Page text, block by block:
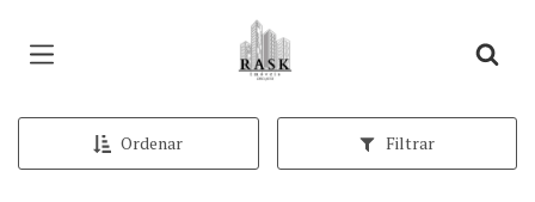
Página inicial
Ordenar Filtrar